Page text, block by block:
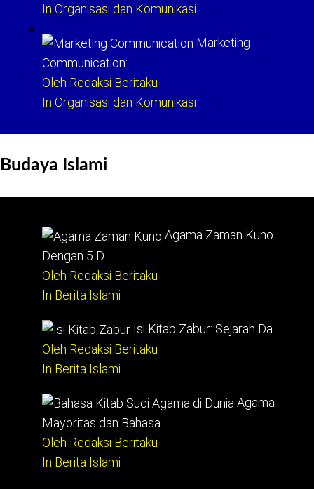
In Organisasi dan Komunikasi
Marketing
Communication: …
Oleh Redaksi Beritaku
In Organisasi dan Komunikasi
Budaya Islami
Agama Zaman Kuno
Dengan 5 D…
Oleh Redaksi Beritaku
In Berita Islami
Isi Kitab Zabur: Sejarah Da…
Oleh Redaksi Beritaku
In Berita Islami
Agama
Mayoritas dan Bahasa …
Oleh Redaksi Beritaku
In Berita Islami